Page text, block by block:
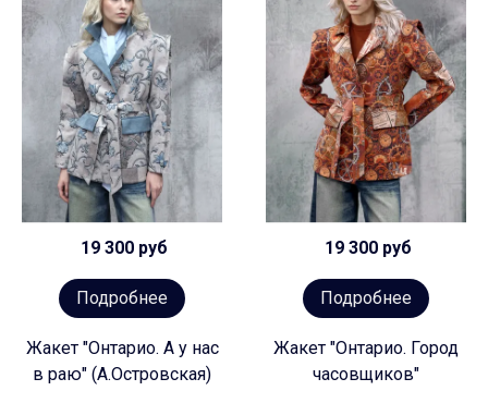
19 300 руб
Подробнее
Жакет "Онтарио. А у нас
в раю" (А.Островская)
19 300 руб
Подробнее
Жакет "Онтарио. Город
часовщиков"